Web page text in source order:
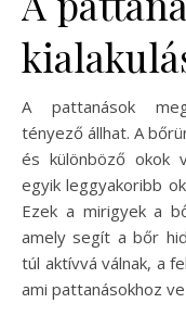
A pattanások
tényező állhat. A
és különböző okok
egyik leggyakoribb
Ezek a mirigyek a
amely segít a bőr
túl aktívvá válnak, a
ami pattanásokhoz